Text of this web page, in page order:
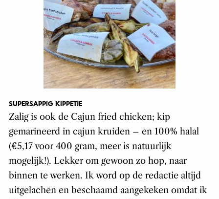
SUPERSAPPIG KIPPETJE
Zalig is ook de Cajun fried chicken; kip
gemarineerd in cajun kruiden – en 100% halal
(€5,17 voor 400 gram, meer is natuurlijk
mogelijk!). Lekker om gewoon zo hop, naar
binnen te werken. Ik word op de redactie altijd
uitgelachen en beschaamd aangekeken omdat ik